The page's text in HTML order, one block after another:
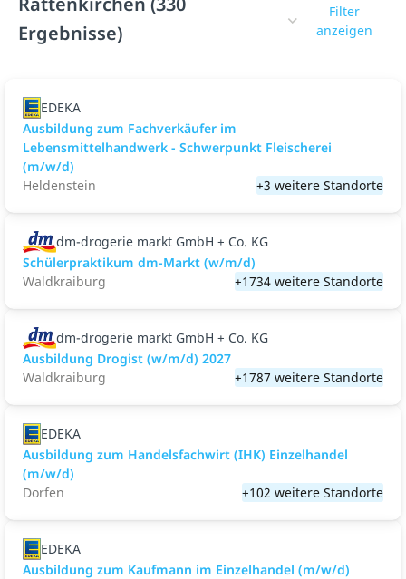
Ergebnisse)
Filter
anzeigen
EDEKA
Ausbildung zum Fachverkäufer im
Lebensmittelhandwerk - Schwerpunkt Fleischerei
(m/w/d)
Heldenstein
+3 weitere Standorte
dm-drogerie markt GmbH + Co. KG
Schülerpraktikum dm-Markt (w/m/d)
Waldkraiburg
+1734 weitere Standorte
dm-drogerie markt GmbH + Co. KG
Ausbildung Drogist (w/m/d) 2027
Waldkraiburg
+1787 weitere Standorte
EDEKA
Ausbildung zum Handelsfachwirt (IHK) Einzelhandel
(m/w/d)
Dorfen
+102 weitere Standorte
EDEKA
Ausbildung zum Kaufmann im Einzelhandel (m/w/d)